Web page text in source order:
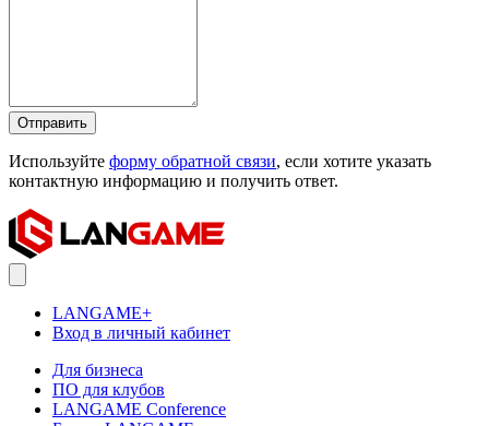
Отправить
Используйте форму обратной связи, если хотите указать
контактную информацию и получить ответ.
LANGAME+
Вход в личный кабинет
Для бизнеса
ПО для клубов
LANGAME Conference